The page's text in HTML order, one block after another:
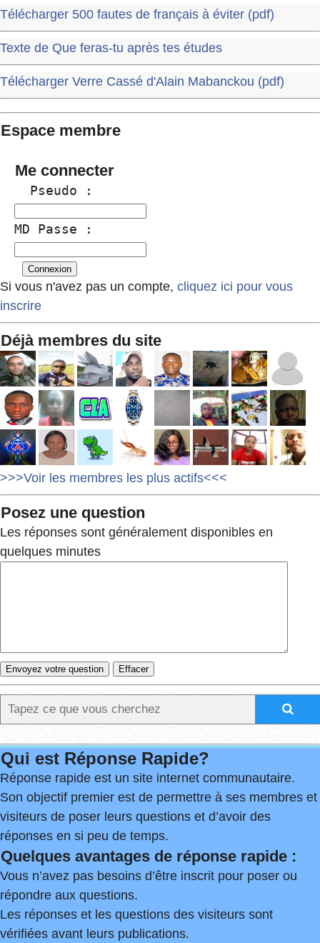
Télécharger 500 fautes de français à éviter (pdf)
Texte de Que feras-tu après tes études
Télécharger Verre Cassé d'Alain Mabanckou (pdf)
Espace membre
Me connecter
  Pseudo :
MD Passe :
Si vous n'avez pas un compte, cliquez ici pour vous
inscrire
Déjà membres du site
>>>Voir les membres les plus actifs<<<
Posez une question
Les réponses sont généralement disponibles en
quelques minutes
Qui est Réponse Rapide?
Réponse rapide est un site internet communautaire.
Son objectif premier est de permettre à ses membres et
visiteurs de poser leurs questions et d’avoir des
réponses en si peu de temps.
Quelques avantages de réponse rapide :
Vous n’avez pas besoins d’être inscrit pour poser ou
répondre aux questions.
Les réponses et les questions des visiteurs sont
vérifiées avant leurs publications.